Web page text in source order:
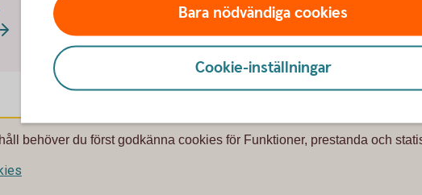
Läs mer om hur duansluter
behöver du först godkänna cookies för Funktioner, prestanda och
Bara nödvändiga cookies
Cookie-inställningar